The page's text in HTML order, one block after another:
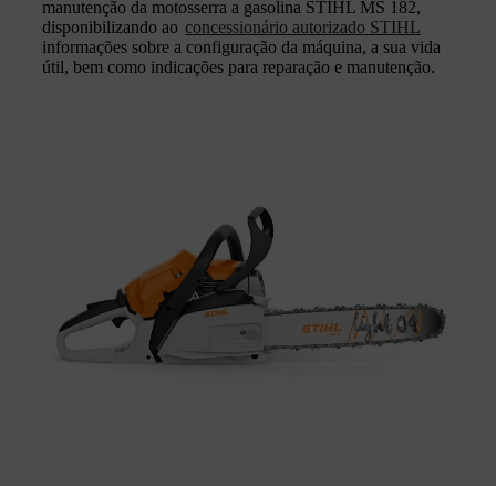
manutenção da motosserra a gasolina STIHL MS 182,
disponibilizando ao concessionário autorizado STIHL
informações sobre a configuração da máquina, a sua vida
útil, bem como indicações para reparação e manutenção.